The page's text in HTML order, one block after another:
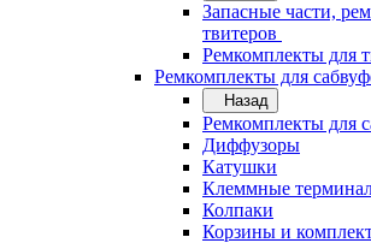
Запасные части,
твитеров
Ремкомплекты для
Ремкомплекты для
Назад
Ремкомплекты для
Диффузоры
Катушки
Клеммные
Колпаки
Корзины и